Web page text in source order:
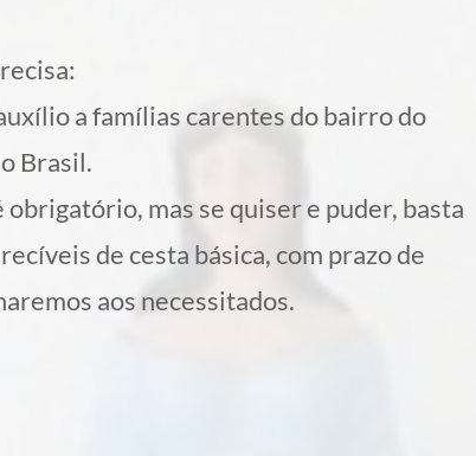
a famílias carentes do bairro do
Brasil.
mas se quiser e puder, basta
de cesta básica, com prazo de
aos necessitados.